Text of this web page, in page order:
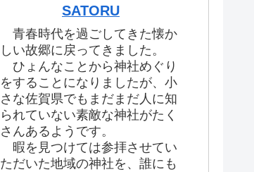
SATORU
青春時代を過ごしてきた懐か
しい故郷に戻ってきました。
ひょんなことから神社めぐり
をすることになりましたが、小
さな佐賀県でもまだまだ人に知
られていない素敵な神社がたく
さんあるようです。
暇を見つけては参拝させてい
ただいた地域の神社を、誰にも